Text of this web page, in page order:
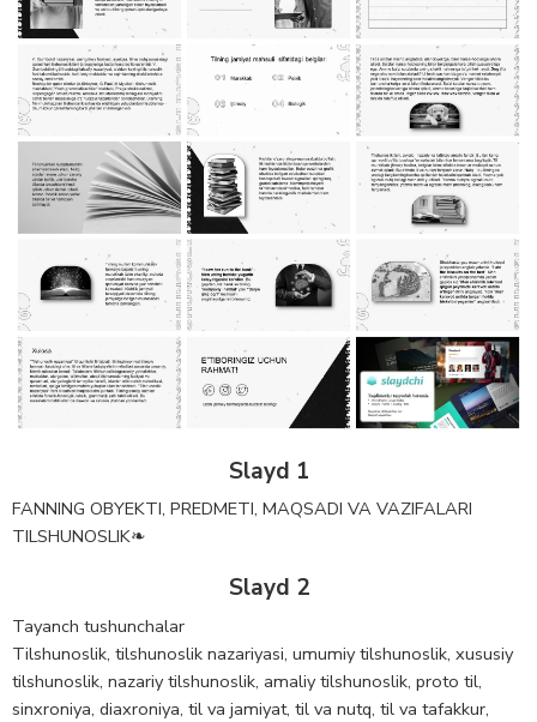
Slayd 1
FANNING OBYEKTI, PREDMETI, MAQSADI VA VAZIFALARI
TILSHUNOSLIK❧
Slayd 2
Tayanch tushunchalar
Tilshunoslik, tilshunoslik nazariyasi, umumiy tilshunoslik, xususiy
tilshunoslik, nazariy tilshunoslik, amaliy tilshunoslik, proto til,
sinxroniya, diaxroniya, til va jamiyat, til va nutq, til va tafakkur,